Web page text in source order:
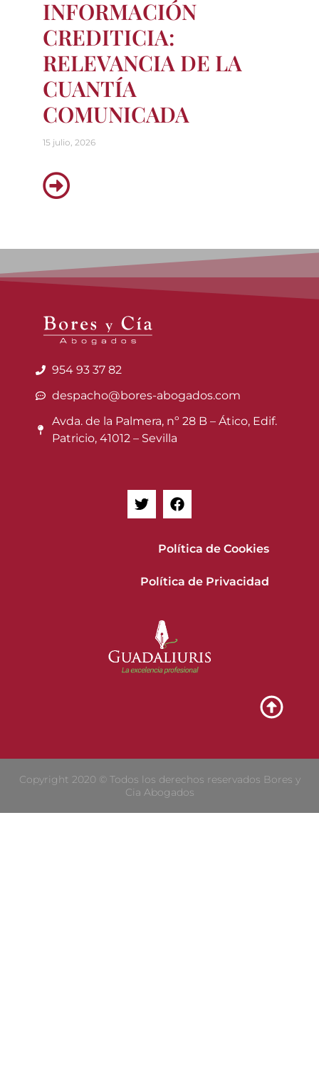
INFORMACIÓN
CREDITICIA:
RELEVANCIA DE LA
CUANTÍA
COMUNICADA
15 julio, 2026
954 93 37 82
despacho@bores-abogados.com
Avda. de la Palmera, nº 28 B – Ático, Edif.
Patricio, 41012 – Sevilla
Política de Cookies
Política de Privacidad
Copyright 2020 © Todos los derechos reservados Bores y
Cia Abogados